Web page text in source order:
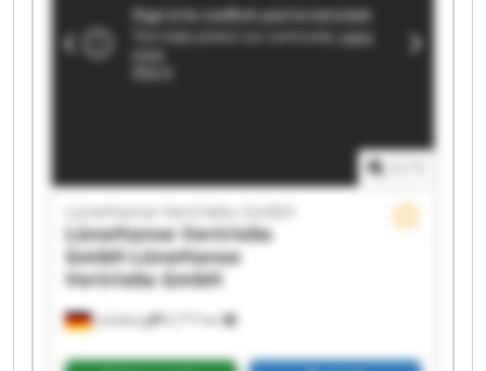
Vertriebs GmbH LüneHanse Vertriebs GmbH
LüneHanse Vertriebs GmbH LüneHanse
Vertriebs GmbH LüneHanse Vertriebs GmbH
LüneHanse Vertriebs GmbH LüneHanse
Lüneburg 6,777 km
LüneHanse Vertriebs GmbH
LüneHanse Vertriebs
GmbH LüneHanse
Vertriebs GmbH